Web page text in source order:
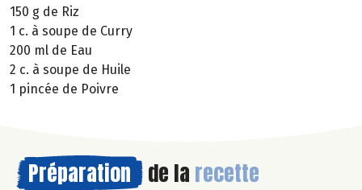
150 g de Riz
1 c. à soupe de Curry
200 ml de Eau
2 c. à soupe de Huile
1 pincée de Poivre
Préparation de la recette